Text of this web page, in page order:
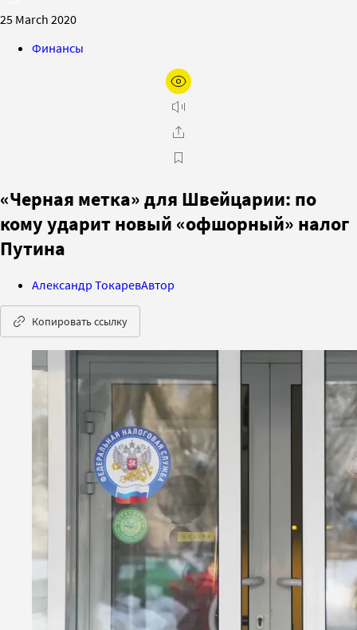
25 March 2020
Финансы
«Черная метка» для Швейцарии: по
кому ударит новый «офшорный» налог
Путина
Александр ТокаревАвтор
Копировать ссылку